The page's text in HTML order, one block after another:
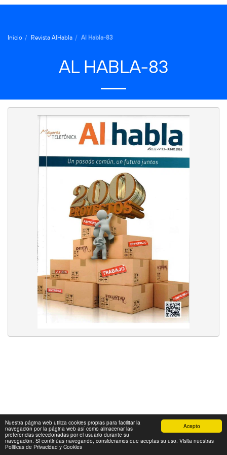
Acepto
Nuestra página web utiliza cookies propias para facilitar la
navegación por la página web así como almacenar las
preferencias seleccionadas por el usuario durante su
navegación. Si continúas navegando, consideramos que aceptas su uso. Visita nuestras
Politicas de Privacidad y Cookies
Inicio Revista AlHabla Al Habla-83
AL HABLA-83